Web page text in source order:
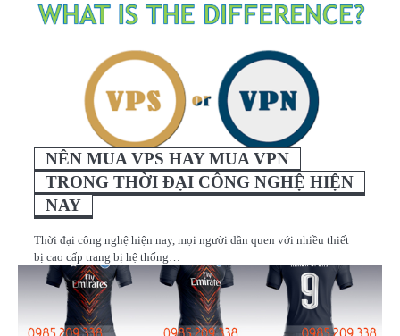
NÊN MUA VPS HAY MUA VPN
TRONG THỜI ĐẠI CÔNG NGHỆ HIỆN
NAY
Thời đại công nghệ hiện nay, mọi người dần quen với nhiều thiết
bị cao cấp trang bị hệ thống…